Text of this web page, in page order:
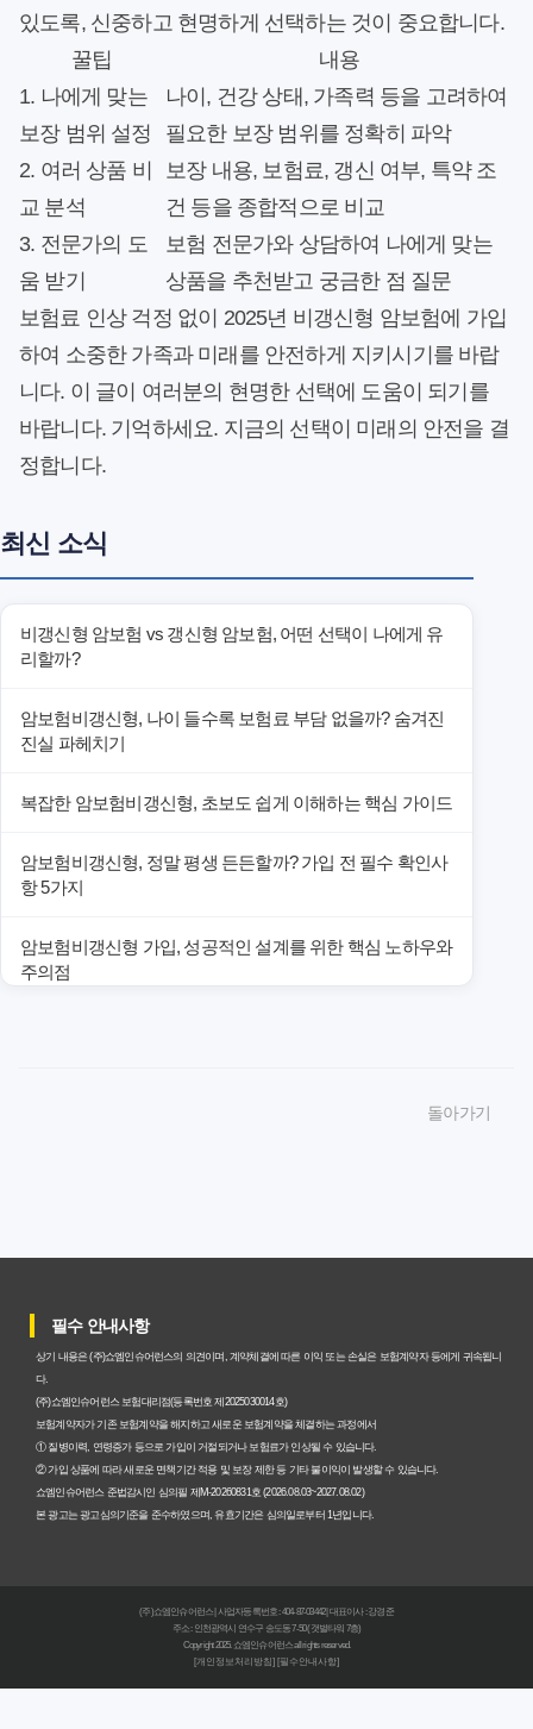
있도록, 신중하고 현명하게 선택하는 것이 중요합니다.
꿀팁
내용
1. 나에게 맞는
보장 범위 설정
나이, 건강 상태, 가족력 등을 고려하여
필요한 보장 범위를 정확히 파악
2. 여러 상품 비
교 분석
보장 내용, 보험료, 갱신 여부, 특약 조
건 등을 종합적으로 비교
3. 전문가의 도
움 받기
보험 전문가와 상담하여 나에게 맞는
상품을 추천받고 궁금한 점 질문
보험료 인상 걱정 없이 2025년 비갱신형 암보험에 가입
하여 소중한 가족과 미래를 안전하게 지키시기를 바랍
니다. 이 글이 여러분의 현명한 선택에 도움이 되기를
바랍니다. 기억하세요. 지금의 선택이 미래의 안전을 결
정합니다.
최신 소식
비갱신형 암보험 vs 갱신형 암보험, 어떤 선택이 나에게 유
리할까?
암보험비갱신형, 나이 들수록 보험료 부담 없을까? 숨겨진
진실 파헤치기
복잡한 암보험비갱신형, 초보도 쉽게 이해하는 핵심 가이드
암보험비갱신형, 정말 평생 든든할까? 가입 전 필수 확인사
항 5가지
암보험비갱신형 가입, 성공적인 설계를 위한 핵심 노하우와
주의점
갱신형 암보험과 비갱신형, 어떤 차이가 있을까? 내게 맞는
암보험비갱신형, 평생 고정 보험료의 숨겨진 가치와 현명한
선택 기준
암보험 비갱신형, 왜 지금 선택해야 할까요? 미래 보험료 걱
정 끝내는 방법
갱신형 vs 비갱신형 암보험, 당신에게 더 유리한 선택은? 완
돌아가기
필수 안내사항
상기 내용은 (주)쇼엠인슈어런스의 의견이며, 계약체결에 따른 이익 또는 손실은 보험계약자 등에게 귀속됩니
다.
(주)쇼엠인슈어런스 보험대리점(등록번호 제2025030014호)
보험계약자가 기존 보험계약을 해지하고 새로운 보험계약을 체결하는 과정에서
① 질병이력, 연령증가 등으로 가입이 거절되거나 보험료가 인상될 수 있습니다.
② 가입 상품에 따라 새로운 면책기간 적용 및 보장 제한 등 기타 불이익이 발생할 수 있습니다.
쇼엠인슈어런스 준법감시인 심의필 제M-20260831호 (2026.08.03~2027.08.02)
본 광고는 광고심의기준을 준수하였으며, 유효기간은 심의일로부터 1년입니다.
(주)쇼엠인슈어런스 | 사업자등록번호 : 404-87-03442 | 대표이사 : 강경준
주소 : 인천광역시 연수구 송도동 7-50 (갯벌타워 7층)
Copyright 2025. 쇼엠인슈어런스 all rights reserved.
[개인정보처리방침] [필수안내사항]